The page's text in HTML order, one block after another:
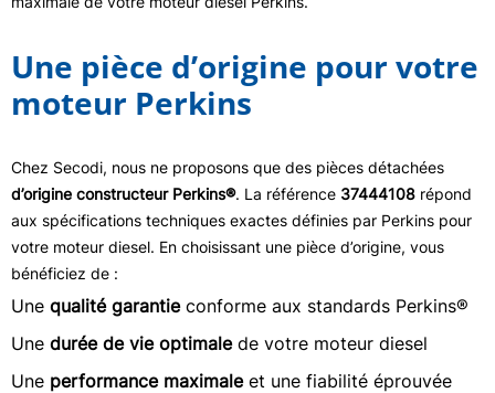
Une pièce d’origine pour votre
moteur Perkins
Chez Secodi, nous ne proposons que des pièces détachées
d’origine constructeur Perkins®. La référence 37444108 répond
aux spécifications techniques exactes définies par Perkins pour
votre moteur diesel. En choisissant une pièce d’origine, vous
bénéficiez de :
Une qualité garantieconforme aux standards Perkins®
Une durée de vie optimalede votre moteur diesel
Une performance maximaleet une fiabilité éprouvée